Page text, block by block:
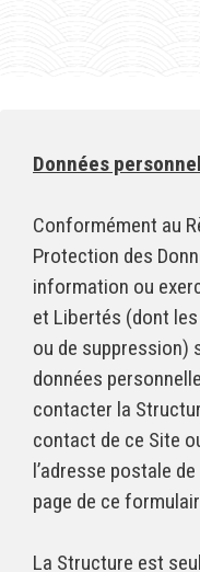
Données
Conformément au
Protection des
information ou
et Libertés (dont
ou de suppression)
données
contacter la
contact de ce Site
l’adresse postale
page de ce
La Structure est